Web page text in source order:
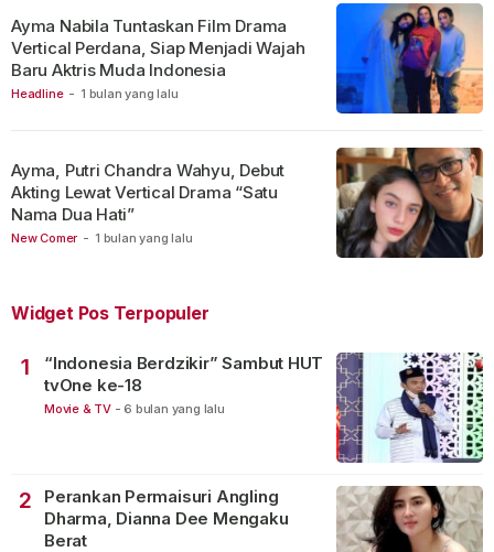
Headline - 1 bulan yang lalu
Ayma Nabila Tuntaskan Film Drama
Vertical Perdana, Siap Menjadi Wajah
Baru Aktris Muda Indonesia
New Comer - 1 bulan yang lalu
Ayma, Putri Chandra Wahyu, Debut
Akting Lewat Vertical Drama “Satu
Nama Dua Hati”
Widget Pos Terpopuler
1
“Indonesia Berdzikir” Sambut HUT
tvOne ke-18
Movie & TV - 6 bulan yang lalu
2
Perankan Permaisuri Angling
Dharma, Dianna Dee Mengaku
Berat